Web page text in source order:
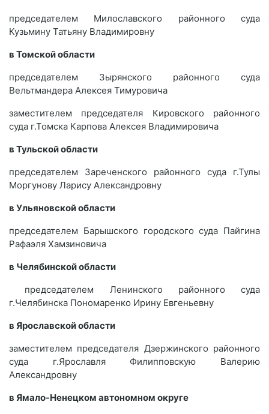
председателем Милославского районного суда
Кузьмину Татьяну Владимировну
в Томской области
председателем Зырянского районного суда
Вельтмандера Алексея Тимуровича
заместителем председателя Кировского районного
суда г.Томска Карпова Алексея Владимировича
в Тульской области
председателем Зареченского районного суда г.Тулы
Моргунову Ларису Александровну
в Ульяновской области
председателем Барышского городского суда Пайгина
Рафаэля Хамзиновича
в Челябинской области
председателем Ленинского районного суда
г.Челябинска Пономаренко Ирину Евгеньевну
в Ярославской области
заместителем председателя Дзержинского районного
суда г.Ярославля Филипповскую Валерию
Александровну
в Ямало-Ненецком автономном округе